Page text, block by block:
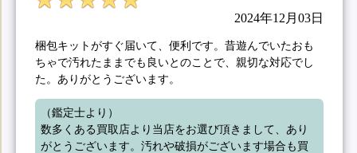
2024年12月03日
梱包キットがすぐ届いて、便利です。昔遊んでいたおも
ちゃで汚れたままでも良いとのことで、親切な対応でし
た。ありがとうございます。
（鑑定士より）
数多くある買取店より当店をお選び頂きまして、あり
がとうございます。汚れや破損がございます場合も買